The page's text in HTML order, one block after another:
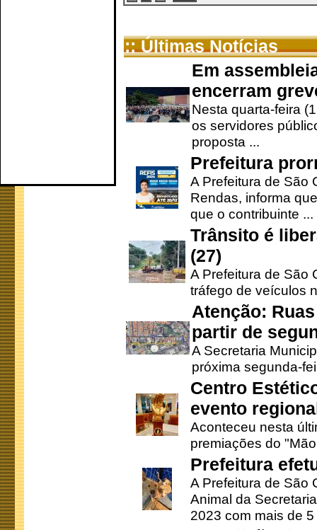
:: Últimas Notícias
Em
encerram
Nesta quarta-feira
os servidores
proposta ...
Prefeitura
A Prefeitura de São
Rendas, informa
que o contribuinte ...
Trânsito é
(27)
A Prefeitura de São
tráfego de veículos
Atenção:
partir de
A Secretaria
próxima segunda-
Centro
evento
Aconteceu nesta
premiações do
Prefeitura
A Prefeitura de São
Animal da
2023 com mais de 5